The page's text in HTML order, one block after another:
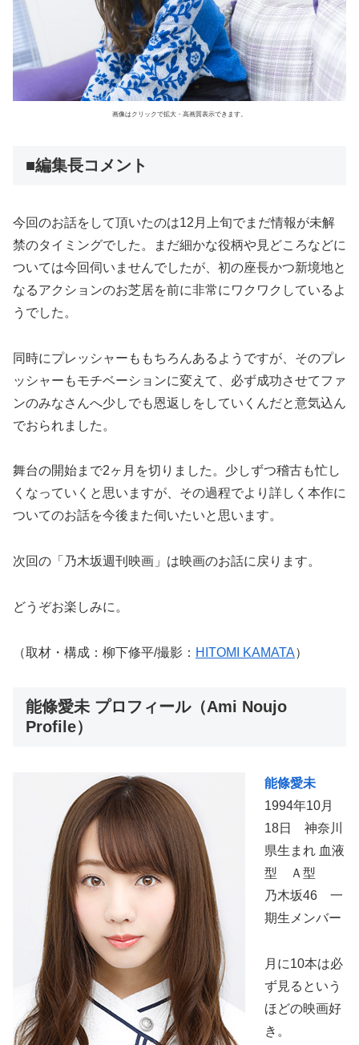
画像はクリックで拡大・高画質表示できます。
■編集長コメント
今回のお話をして頂いたのは12月上旬でまだ情報が未解
禁のタイミングでした。まだ細かな役柄や見どころなどに
ついては今回伺いませんでしたが、初の座長かつ新境地と
なるアクションのお芝居を前に非常にワクワクしているよ
うでした。
同時にプレッシャーももちろんあるようですが、そのプレ
ッシャーもモチベーションに変えて、必ず成功させてファ
ンのみなさんへ少しでも恩返しをしていくんだと意気込ん
でおられました。
舞台の開始まで2ヶ月を切りました。少しずつ稽古も忙し
くなっていくと思いますが、その過程でより詳しく本作に
ついてのお話を今後また伺いたいと思います。
次回の「乃木坂週刊映画」は映画のお話に戻ります。
どうぞお楽しみに。
（取材・構成：柳下修平/撮影： HITOMI KAMATA）
能條愛未 プロフィール（Ami Noujo
Profile）
能條愛未
1994年10月
18日 神奈川
県生まれ 血液
型 Ａ型
乃木坂46 一
期生メンバー
月に10本は必
ず見るという
ほどの映画好
き。